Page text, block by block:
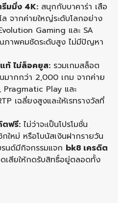
มมิ่ง 4K: สนุกกับบาคาร่า เสือ
ล จากค่ายใหญ่ระดับโลกอย่าง
Gaming และ SA
าพคมชัดระดับสูง ไม่มีปัญหา
ท้ ไม่ล็อคยูส: รวมเกมสล็อต
มากกว่า 2,000 เกม จากค่าย
Pragmatic Play และ
เฉลี่ยงสูงและให้เรทรางวัลที่
ตฟรี: ไม่ว่าจะเป็นโปรโมชั่น
ใหม่ หรือโบนัสเงินฝากรายวัน
รนด์มีกิจกรรมแจก bk8 เครดิต
เสียให้กดรับสิทธิ์อยู่ตลอดทั้ง